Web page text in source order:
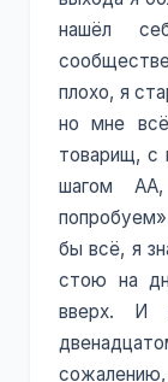
нашёл
плохо, я
но мне
товарищ, с
шагом
бы всё, я
стою на
вверх. И